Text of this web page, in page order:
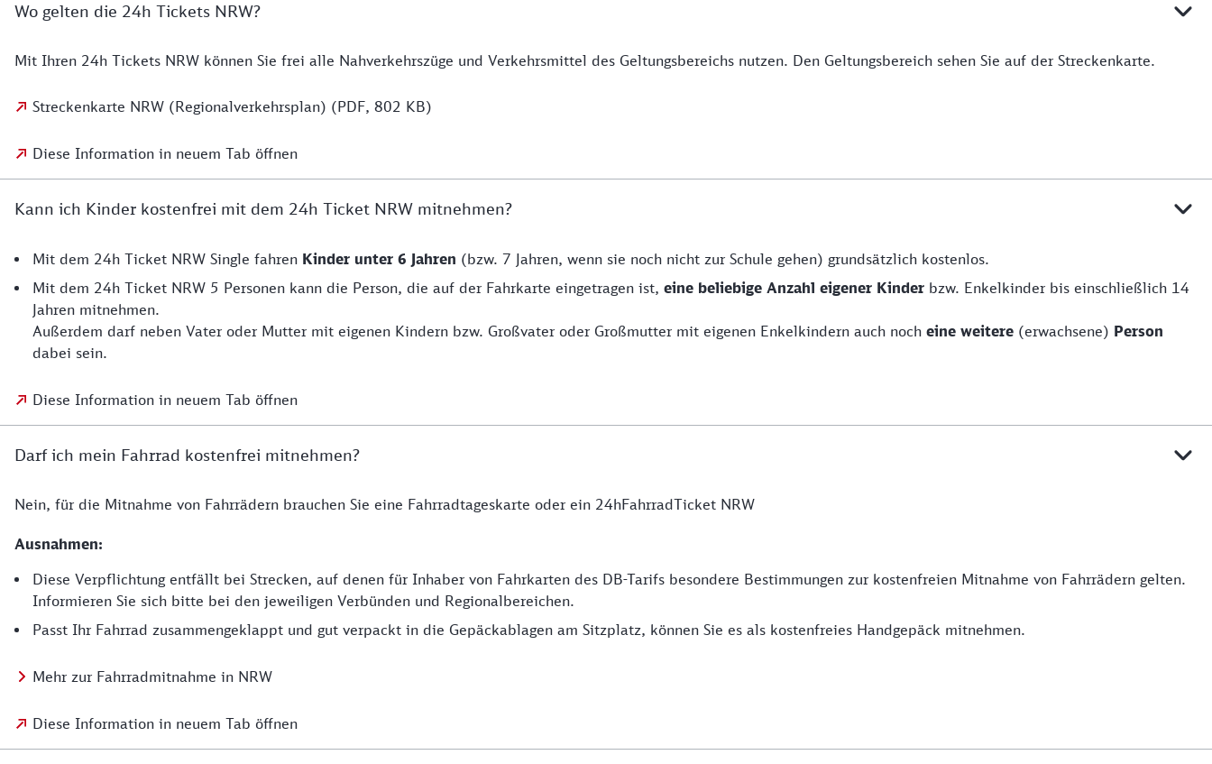
Wo gelten die 24h Tickets NRW?
Mit Ihren 24h Tickets NRW können Sie frei alle Nahverkehrszüge und Verkehrsmittel des Geltungsbereichs nutzen. Den Geltungsbereich sehen Sie auf der Streckenkarte.
Streckenkarte NRW (Regionalverkehrsplan) (PDF, 802 KB)
Diese Information in neuem Tab öffnen
Kann ich Kinder kostenfrei mit dem 24h Ticket NRW mitnehmen?
Mit dem 24h Ticket NRW Single fahren Kinder unter 6 Jahren (bzw. 7 Jahren, wenn sie noch nicht zur Schule gehen) grundsätzlich kostenlos.
Mit dem 24h Ticket NRW 5 Personen kann die Person, die auf der Fahrkarte eingetragen ist, eine beliebige Anzahl eigener Kinder bzw. Enkelkinder bis einschließlich 14
Jahren mitnehmen.
Außerdem darf neben Vater oder Mutter mit eigenen Kindern bzw. Großvater oder Großmutter mit eigenen Enkelkindern auch noch eine weitere (erwachsene) Person
dabei sein.
Diese Information in neuem Tab öffnen
Darf ich mein Fahrrad kostenfrei mitnehmen?
Nein, für die Mitnahme von Fahrrädern brauchen Sie eine Fahrradtageskarte oder ein 24hFahrradTicket NRW
Ausnahmen:
Diese Verpflichtung entfällt bei Strecken, auf denen für Inhaber von Fahrkarten des DB-Tarifs besondere Bestimmungen zur kostenfreien Mitnahme von Fahrrädern gelten.
Informieren Sie sich bitte bei den jeweiligen Verbünden und Regionalbereichen.
Passt Ihr Fahrrad zusammengeklappt und gut verpackt in die Gepäckablagen am Sitzplatz, können Sie es als kostenfreies Handgepäck mitnehmen.
Mehr zur Fahrradmitnahme in NRW
Diese Information in neuem Tab öffnen